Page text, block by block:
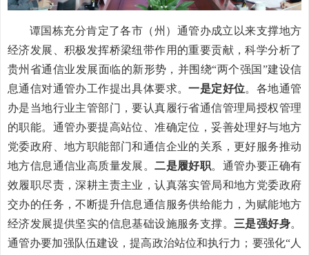
谭国栋充分肯定了各市（州）通管办成立以来支撑地方
经济发展、积极发挥桥梁纽带作用的重要贡献，科学分析了
贵州省通信业发展面临的新形势，并围绕“两个强国”建设信
息通信对通管办工作提出具体要求。一是定好位。各地通管
办是当地行业主管部门，要认真履行省通信管理局授权管理
的职能。通管办要提高站位、准确定位，妥善处理好与地方
党委政府、地方职能部门和通信企业的关系，更好服务推动
地方信息通信业高质量发展。二是履好职。通管办要正确有
效履职尽责，深耕主责主业，认真落实管局和地方党委政府
交办的任务，不断提升信息通信服务供给能力，为赋能地方
经济发展提供坚实的信息基础设施服务支撑。 三是强好身。
通管办要加强队伍建设，提高政治站位和执行力；要强化“人